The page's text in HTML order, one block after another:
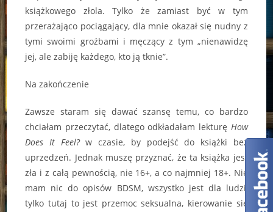
książkowego złola. Tylko że zamiast być w tym
przerażająco pociągający, dla mnie okazał się nudny z
tymi swoimi groźbami i męczący z tym „nienawidzę
jej, ale zabiję każdego, kto ją tknie”.
Na zakończenie
Zawsze staram się dawać szansę temu, co bardzo
chciałam przeczytać, dlatego odkładałam lekturę How
Does It Feel?w czasie, by podejść do książki bez
uprzedzeń. Jednak muszę przyznać, że ta książka jest
zła i z całą pewnością, nie 16+, a co najmniej 18+. Nie
mam nic do opisów BDSM, wszystko jest dla ludzi,
tylko tutaj to jest przemoc seksualna, kierowanie się